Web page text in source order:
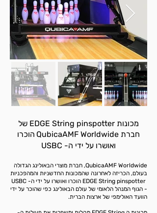
מכונות EDGE String pinspotter של
חברת
הוכרו
ואושרו על ידי ה- USBC
QubicaAMF Worldwide, חברת מוצרי הבאולינג הגדולה
בעולם, הכריזה לאחרונה שהמכונות החדשניות והמהפכניות
EDGE String pinspotter הוכרו ואושרו על ידי ה- USBC
- הגוף המנהל הלאומי של עולם הבאולינג כפי שהוכר על ידי
הוועד האולימפי של ארצות הברית.